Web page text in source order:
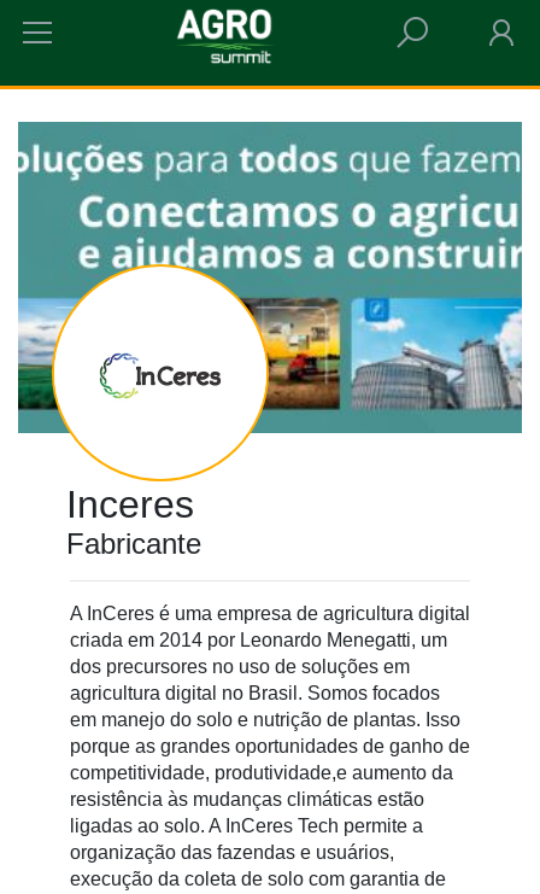
Cadastre-
Notícias
HOME INCERES
Inceres
Fabricante
A InCeres é uma empresa de agricultura digital
criada em 2014 por Leonardo Menegatti, um
dos precursores no uso de soluções em
agricultura digital no Brasil. Somos focados
em manejo do solo e nutrição de plantas. Isso
porque as grandes oportunidades de ganho de
competitividade, produtividade,e aumento da
resistência às mudanças climáticas estão
ligadas ao solo. A InCeres Tech permite a
organização das fazendas e usuários,
execução da coleta de solo com garantia de